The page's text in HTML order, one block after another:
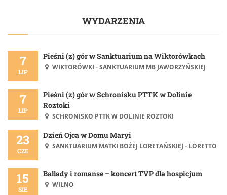
WYDARZENIA
7
LIP
Pieśni (z) gór w Sanktuarium na Wiktorówkach
WIKTORÓWKI - SANKTUARIUM MB JAWORZYŃSKIEJ
7
LIP
Pieśni (z) gór w Schronisku PTTK w Dolinie
Roztoki
SCHRONISKO PTTK W DOLINIE ROZTOKI
23
CZE
Dzień Ojca w Domu Maryi
SANKTUARIUM MATKI BOŻEJ LORETAŃSKIEJ - LORETTO
15
SIE
Ballady i romanse – koncert TVP dla hospicjum
WILNO